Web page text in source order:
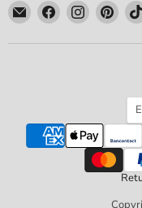
Email
Tarotpuoti
Find
us
on
Find
us
on
Find
us
on